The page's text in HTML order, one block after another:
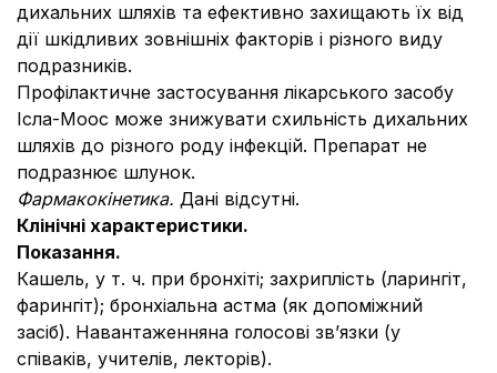
дихальних шляхів та ефективно захищають їх від
дії шкідливих зовнішніх факторів і різного виду
подразників.
Профілактичне застосування лікарського засобу
Ісла-Моос може знижувати схильність дихальних
шляхів до різного роду інфекцій. Препарат не
подразнює шлунок.
Фармакокінетика. Дані відсутні.
Клінічні характеристики.
Показання.
Кашель, у т. ч. при бронхіті; захриплість (ларингіт,
фарингіт); бронхіальна астма (як допоміжний
засіб). Навантаженняна голосові зв’язки (у
співаків, учителів, лекторів).